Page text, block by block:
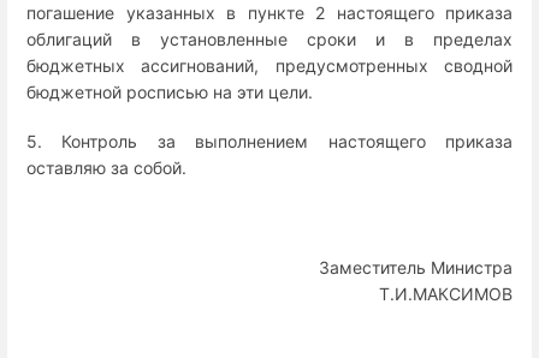
погашение указанных в пункте 2 настоящего приказа
облигаций в установленные сроки и в пределах
бюджетных ассигнований, предусмотренных сводной
бюджетной росписью на эти цели.
5. Контроль за выполнением настоящего приказа
оставляю за собой.
Заместитель Министра
Т.И.МАКСИМОВ